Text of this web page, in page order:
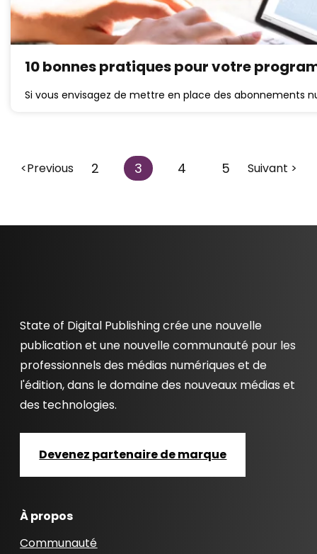
10 bonnes pratiques pour votre
Si vous envisagez de mettre en place des abonnements
<Previous 2 3 4 5 Suivant >
State of Digital Publishing crée une nouvelle
publication et une nouvelle communauté pour les
professionnels des médias numériques et de
l'édition, dans le domaine des nouveaux médias et
des technologies.
Devenez partenaire de marque
À propos
Communauté